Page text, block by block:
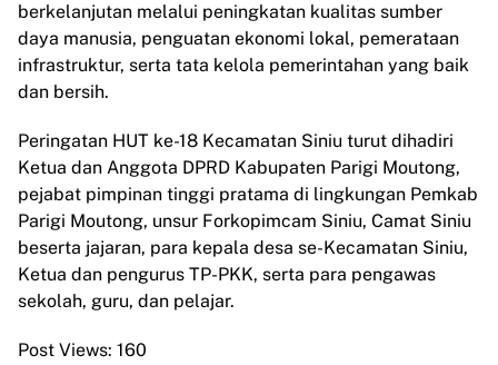
berkelanjutan melalui peningkatan kualitas sumber
daya manusia, penguatan ekonomi lokal, pemerataan
infrastruktur, serta tata kelola pemerintahan yang baik
dan bersih.
Peringatan HUT ke-18 Kecamatan Siniu turut dihadiri
Ketua dan Anggota DPRD Kabupaten Parigi Moutong,
pejabat pimpinan tinggi pratama di lingkungan Pemkab
Parigi Moutong, unsur Forkopimcam Siniu, Camat Siniu
beserta jajaran, para kepala desa se-Kecamatan Siniu,
Ketua dan pengurus TP-PKK, serta para pengawas
sekolah, guru, dan pelajar.
Post Views: 160